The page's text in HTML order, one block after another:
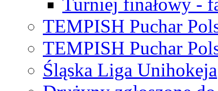
TEMPISH Puchar
TEMPISH Puchar
Śląska Liga Unihokeja